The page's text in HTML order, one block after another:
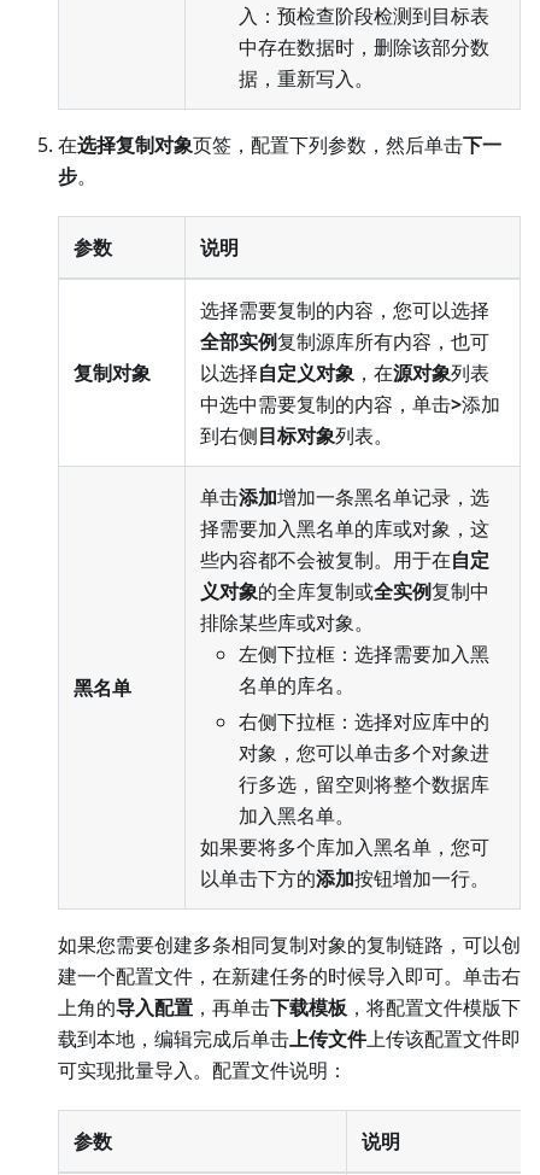
入：预检查阶段检测到目标表
中存在数据时，删除该部分数
据，重新写入。
在选择复制对象页签，配置下列参数，然后单击下一
步。
参数 说明
复制对象
选择需要复制的内容，您可以选择
全部实例复制源库所有内容，也可
以选择自定义对象 ，在源对象列表
中选中需要复制的内容，单击>添加
到右侧目标对象列表。
黑名单
单击添加增加一条黑名单记录，选
择需要加入黑名单的库或对象，这
些内容都不会被复制。用于在自定
义对象的全库复制或全实例复制中
排除某些库或对象。
左侧下拉框：选择需要加入黑
名单的库名。
右侧下拉框：选择对应库中的
对象，您可以单击多个对象进
行多选，留空则将整个数据库
加入黑名单。
如果要将多个库加入黑名单，您可
以单击下方的添加按钮增加一行。
如果您需要创建多条相同复制对象的复制链路，可以创
建一个配置文件，在新建任务的时候导入即可。单击右
上角的导入配置 ，再单击下载模板 ，将配置文件模版下
载到本地，编辑完成后单击上传文件上传该配置文件即
可实现批量导入。配置文件说明：
参数 说明